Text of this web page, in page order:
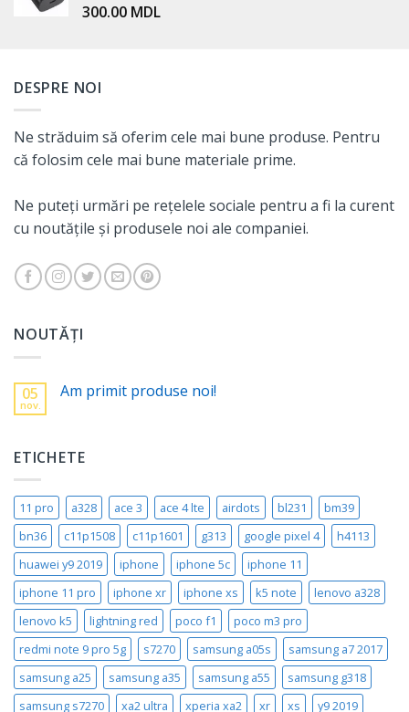
300.00 MDL
DESPRE NOI
Ne străduim să oferim cele mai bune produse. Pentru
că folosim cele mai bune materiale prime.
Ne puteți urmări pe rețelele sociale pentru a fi la curent
cu noutățile și produsele noi ale companiei.
NOUTĂȚI
05
nov.
Am primit produse noi!
ETICHETE
11 pro a328 ace 3 ace 4 lte airdots bl231
bm39
bn36
c11p1508 c11p1601 g313 google pixel 4
h4113
huawei y9 2019
iphone iphone 5c
iphone 11
iphone 11 pro
iphone xr iphone xs k5 note
lenovo a328
lenovo k5
lightning red poco f1
poco m3 pro
redmi note 9 pro 5g
s7270 samsung a05s
samsung a7 2017
samsung a25
samsung a35 samsung a55
samsung g318
samsung s7270
xa2 ultra xperia xa2 xr xs y9 2019